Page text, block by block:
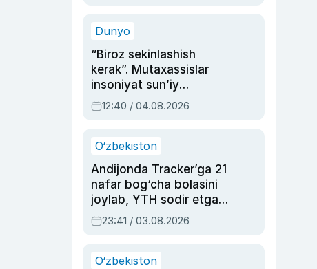
Dunyo
“Biroz sekinlashish
kerak”. Mutaxassislar
insoniyat sun’iy
intellektni boshqara
olmay qolishidan xavotir
12:40 / 04.08.2026
O‘zbekiston
Andijonda Tracker’ga 21
nafar bog‘cha bolasini
joylab, YTH sodir etgan
ayolga sud hukmi o‘qildi
23:41 / 03.08.2026
O‘zbekiston